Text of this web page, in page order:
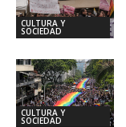
CULTURA Y
SOCIEDAD
CULTURA Y
SOCIEDAD